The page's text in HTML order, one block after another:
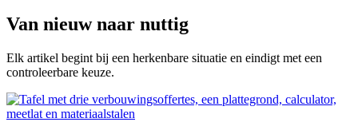
Van nieuw naar nuttig
Elk artikel begint bij een herkenbare situatie en eindigt met een
controleerbare keuze.